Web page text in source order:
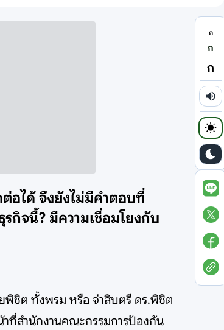
อได้ จึงยังไม่มีคำตอบที่
รกิจนี้? มีความเชื่อมโยงกับ
พิชิต ทั้งพรม หรือ จ่าสิบตรี ดร.พิชิต
ที่สำนักงานคณะกรรมการป้องกัน
ก
ก
ก